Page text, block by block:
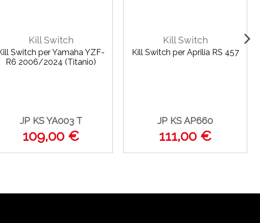
Kill Switch
Switch per Yamaha YZF-
R6 2006/2024 (Titanio)
JP KS YA003 T
109,00 €
Kill Switch
Kill Switch per Aprilia RS 457
JP KS AP660
111,00 €